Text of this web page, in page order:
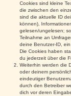
Cookies sind kleine
die zwischen den
sind die aktuelle ID
können),
gelesen/ungelesen;
Teilnahme an
deine Benutzer-ID,
Die Cookies haben
du jederzeit über die
Weiterhin werden die
oder deinem
eindeutiger
durch den Betreiber
dich vor deren